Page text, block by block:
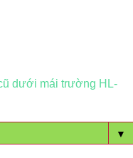
dưới mái trường HL-
▼